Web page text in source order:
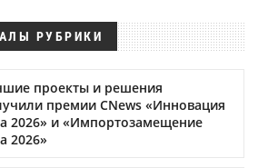
РУБРИКИ
проекты и решения
премии CNews «Инновация
2026» и «Импортозамещение
2026»